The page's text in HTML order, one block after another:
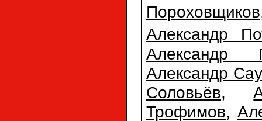
Пороховщиков
Александр
Александр
Александр
Соловьёв,
Трофимов,